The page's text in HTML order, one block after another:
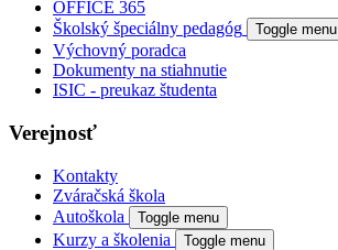
OFFICE 365
Školský špeciálny pedagóg
Toggle menu
Výchovný poradca
Dokumenty na stiahnutie
ISIC - preukaz študenta
Verejnosť
Kontakty
Zváračská škola
Autoškola
Toggle menu
Kurzy a školenia Toggle menu